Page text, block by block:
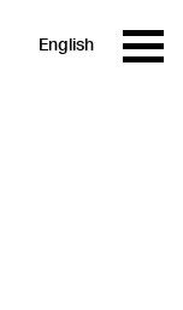
English